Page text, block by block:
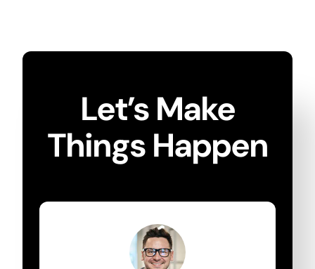
Let’s Make
Things Happen